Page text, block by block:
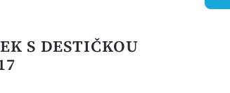
S DESTIČKOU